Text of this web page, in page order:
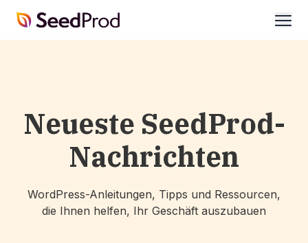
SeedProd
Neueste SeedProd-
Nachrichten
WordPress-Anleitungen, Tipps und Ressourcen,
die Ihnen helfen, Ihr Geschäft auszubauen